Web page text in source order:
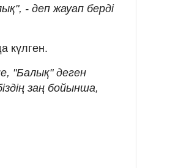
- деп жауап берді
күлген.
"Балық" деген
заң бойынша,